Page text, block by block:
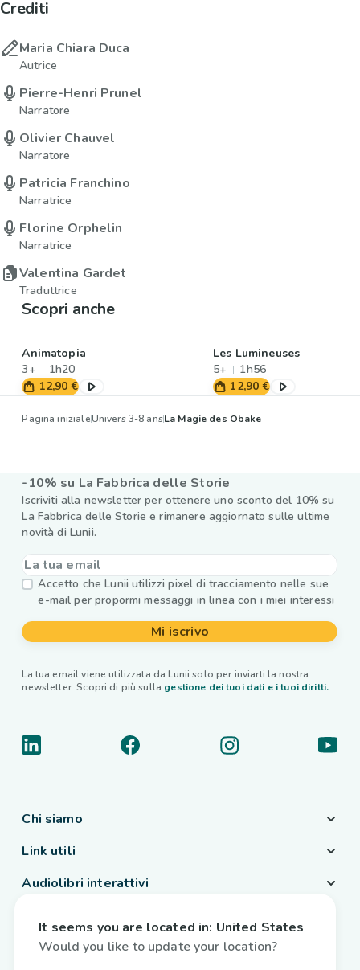
Crediti
Maria Chiara Duca
Autrice
Pierre-Henri Prunel
Narratore
Olivier Chauvel
Narratore
Patricia Franchino
Narratrice
Florine Orphelin
Narratrice
Valentina Gardet
Traduttrice
Scopri anche
Animatopia
3+
1h20
12,90 €
Les Lumineuses
5+
1h56
12,90 €
Pagina inizialeUnivers 3-8 ansLa Magie des Obake
-10% su La Fabbrica delle Storie
Iscriviti alla newsletter per ottenere uno sconto del 10% su
La Fabbrica delle Storie e rimanere aggiornato sulle ultime
novità di Lunii.
Accetto che Lunii utilizzi pixel di tracciamento nelle sue
e-mail per propormi messaggi in linea con i miei interessi
Mi iscrivo
La tua email viene utilizzata da Lunii solo per inviarti la nostra
newsletter. Scopri di più sulla gestione dei tuoi dati e i tuoi diritti.
Chi siamo
Link utili
Audiolibri interattivi
Italia / Italiano
It seems you are located in: United States
Would you like to update your location?